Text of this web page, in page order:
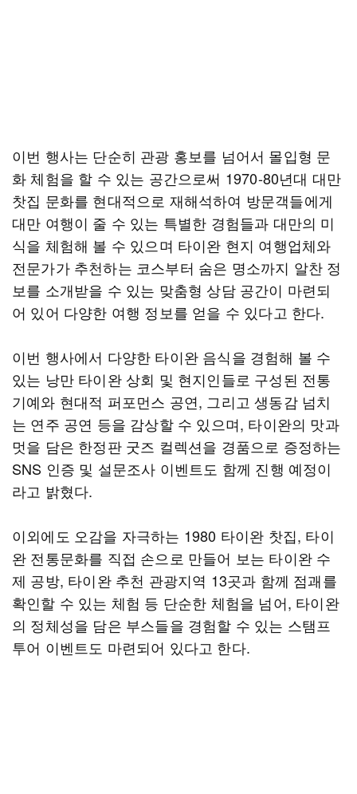
이번 행사는 단순히 관광 홍보를 넘어서 몰입형 문
화 체험을 할 수 있는 공간으로써 1970-80년대 대만
찻집 문화를 현대적으로 재해석하여 방문객들에게
대만 여행이 줄 수 있는 특별한 경험들과 대만의 미
식을 체험해 볼 수 있으며 타이완 현지 여행업체와
전문가가 추천하는 코스부터 숨은 명소까지 알찬 정
보를 소개받을 수 있는 맞춤형 상담 공간이 마련되
어 있어 다양한 여행 정보를 얻을 수 있다고 한다.
이번 행사에서 다양한 타이완 음식을 경험해 볼 수
있는 낭만 타이완 상회 및 현지인들로 구성된 전통
기예와 현대적 퍼포먼스 공연, 그리고 생동감 넘치
는 연주 공연 등을 감상할 수 있으며, 타이완의 맛과
멋을 담은 한정판 굿즈 컬렉션을 경품으로 증정하는
SNS 인증 및 설문조사 이벤트도 함께 진행 예정이
라고 밝혔다.
이외에도 오감을 자극하는 1980 타이완 찻집, 타이
완 전통문화를 직접 손으로 만들어 보는 타이완 수
제 공방, 타이완 추천 관광지역 13곳과 함께 점괘를
확인할 수 있는 체험 등 단순한 체험을 넘어, 타이완
의 정체성을 담은 부스들을 경험할 수 있는 스탬프
투어 이벤트도 마련되어 있다고 한다.